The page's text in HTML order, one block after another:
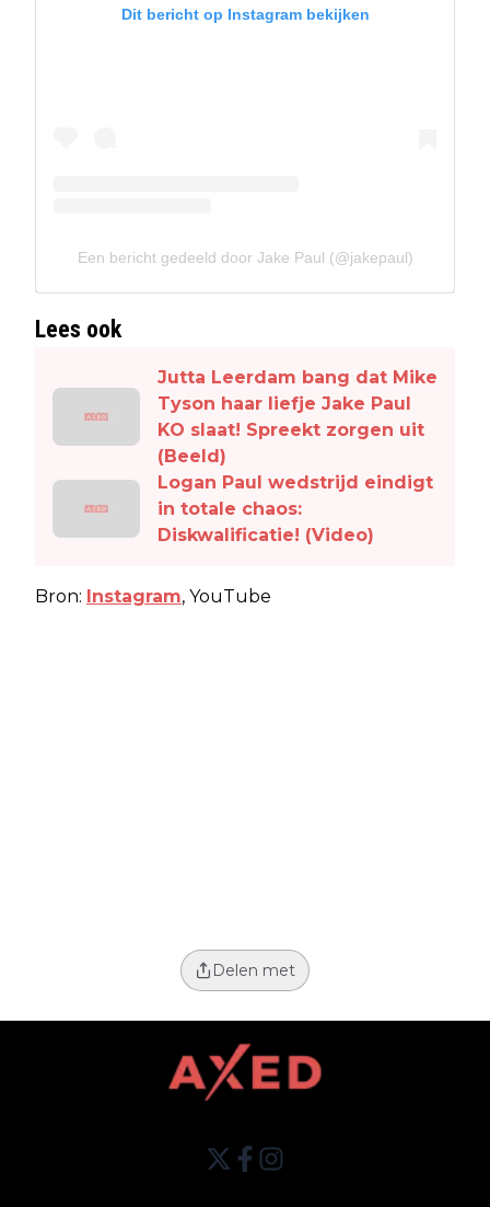
Dit bericht op Instagram bekijken
Een bericht gedeeld door Jake Paul (@jakepaul)
Lees ook
Jutta Leerdam bang dat Mike
Tyson haar liefje Jake Paul
KO slaat! Spreekt zorgen uit
(Beeld)
Logan Paul wedstrijd eindigt
in totale chaos:
Diskwalificatie! (Video)
Bron: Instagram, YouTube
Delen met